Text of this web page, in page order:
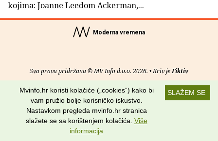
kojima: Joanne Leedom Ackerman,...
Moderna vremena
Sva prava pridržana © MV Info d.o.o. 2026. • Kriv jeFiktiv
O nama• Pomoć•Uvjeti korištenja•RSS kanali
Potraži nas na:
SLAŽEM SE
Mvinfo.hr koristi kolačiće („cookies“) kako bi
vam pružio bolje korisničko iskustvo.
Nastavkom pregleda mvinfo.hr stranica
slažete se sa korištenjem kolačića. Više
informacija